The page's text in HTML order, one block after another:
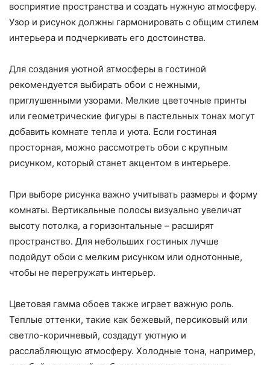
восприятие пространства и создать нужную атмосферу.
Узор и рисунок должны гармонировать с общим стилем
интерьера и подчеркивать его достоинства.
Для создания уютной атмосферы в гостиной
рекомендуется выбирать обои с нежными,
приглушенными узорами. Мелкие цветочные принты
или геометрические фигуры в пастельных тонах могут
добавить комнате тепла и уюта. Если гостиная
просторная, можно рассмотреть обои с крупным
рисунком, который станет акцентом в интерьере.
При выборе рисунка важно учитывать размеры и форму
комнаты. Вертикальные полосы визуально увеличат
высоту потолка, а горизонтальные – расширят
пространство. Для небольших гостиных лучше
подойдут обои с мелким рисунком или однотонные,
чтобы не перегружать интерьер.
Цветовая гамма обоев также играет важную роль.
Теплые оттенки, такие как бежевый, персиковый или
светло-коричневый, создадут уютную и
расслабляющую атмосферу. Холодные тона, например,